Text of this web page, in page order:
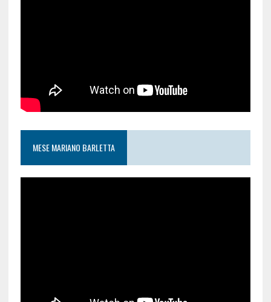
MESE MARIANO BARLETTA